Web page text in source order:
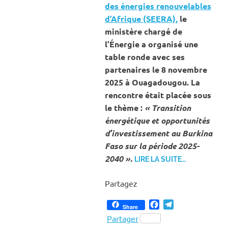
des énergies renouvelables
d’Afrique (SEERA),le
ministère chargé de
l’Énergie a organisé une
table ronde avec ses
partenaires le 8 novembre
2025 à Ouagadougou. La
rencontre était placée sous
le thème : « Transition
énergétique et opportunités
d’investissement au Burkina
Faso sur la période 2025-
2040 ». LIRE LA SUITE…
Partagez
Share Facebook
Partager